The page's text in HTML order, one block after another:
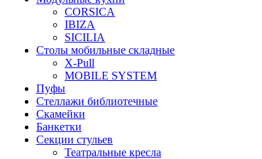
CORSICA
IBIZA
SICILIA
Столы мобильные складные
X-Pull
MOBILE SYSTEM
Пуфы
Стеллажи библиотечные
Скамейки
Банкетки
Секции стульев
Театральные кресла